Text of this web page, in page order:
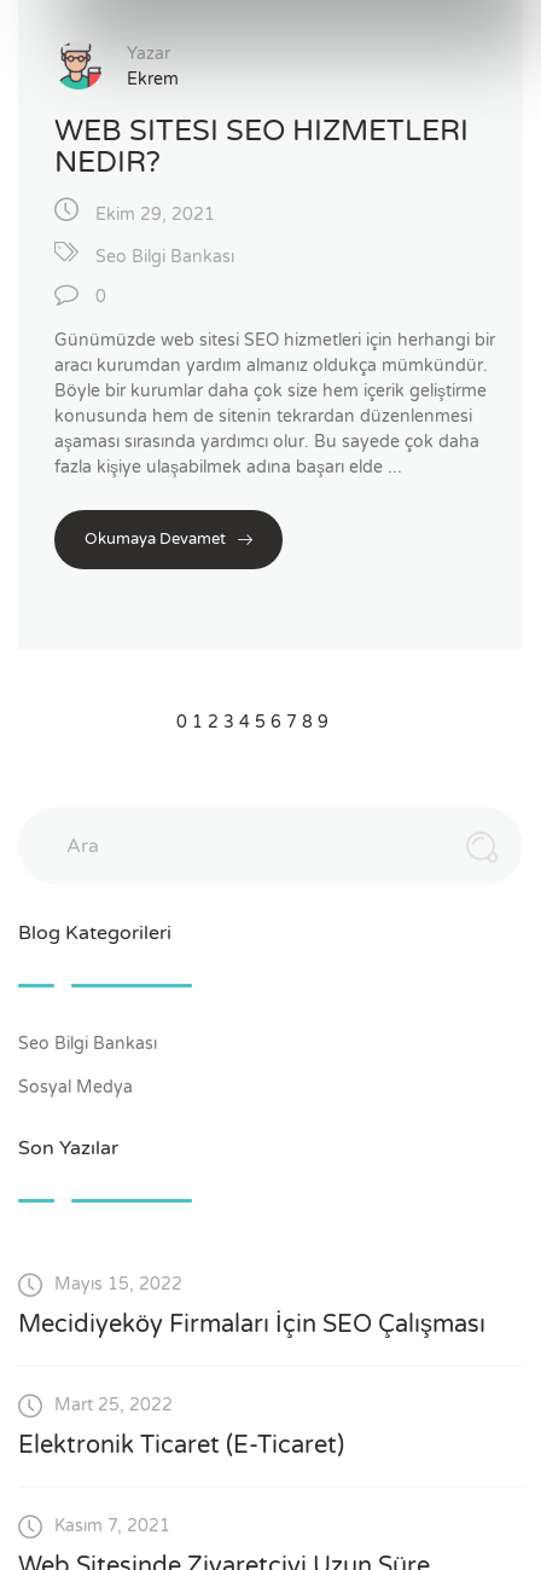
Yazar
Ekrem
WEB SITESI SEO HIZMETLERI
NEDIR?
Ekim 29, 2021
Seo Bilgi Bankası
0
Günümüzde web sitesi SEO hizmetleri için herhangi bir
aracı kurumdan yardım almanız oldukça mümkündür.
Böyle bir kurumlar daha çok size hem içerik geliştirme
konusunda hem de sitenin tekrardan düzenlenmesi
aşaması sırasında yardımcı olur. Bu sayede çok daha
fazla kişiye ulaşabilmek adına başarı elde ...
Okumaya Devamet
0 1 2 3 4 5 6 7 8 9
Blog Kategorileri
Seo Bilgi Bankası
Sosyal Medya
Son Yazılar
Mayıs 15, 2022
Mecidiyeköy Firmaları İçin SEO Çalışması
Mart 25, 2022
Elektronik Ticaret (E-Ticaret)
Kasım 7, 2021